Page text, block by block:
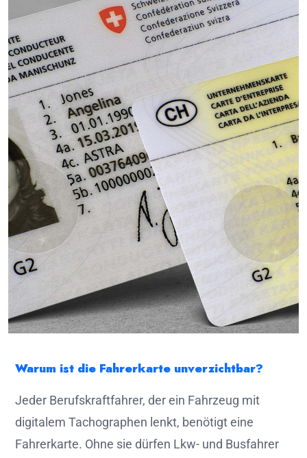
Warum ist die Fahrerkarte unverzichtbar?
Jeder Berufskraftfahrer, der ein Fahrzeug mit
digitalem Tachographen lenkt, benötigt eine
Fahrerkarte. Ohne sie dürfen Lkw- und Busfahrer